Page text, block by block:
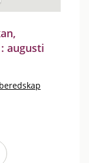
augusti